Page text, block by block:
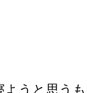
うと思う